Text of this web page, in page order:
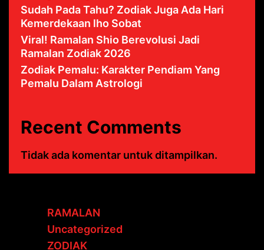
Sudah Pada Tahu? Zodiak Juga Ada Hari
Kemerdekaan lho Sobat
Viral! Ramalan Shio Berevolusi Jadi
Ramalan Zodiak 2026
Zodiak Pemalu: Karakter Pendiam Yang
Pemalu Dalam Astrologi
Recent Comments
Tidak ada komentar untuk ditampilkan.
RAMALAN
Uncategorized
ZODIAK